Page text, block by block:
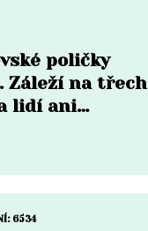
poličky
Záleží na třech
lidí ani
6534